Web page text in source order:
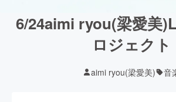
6/24aimi ryou(梁愛美
ロジェクト
aimi ryou⁡(梁愛美) 音